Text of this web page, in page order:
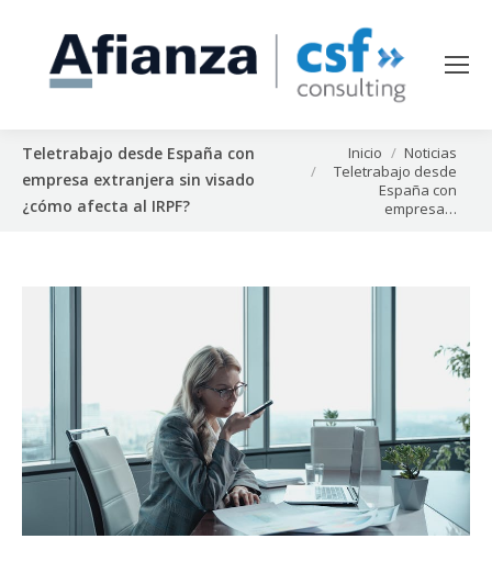
Teletrabajo desde España con
empresa extranjera sin visado
¿cómo afecta al IRPF?
Estás aquí:
Inicio
Noticias
Teletrabajo desde
España con
empresa…